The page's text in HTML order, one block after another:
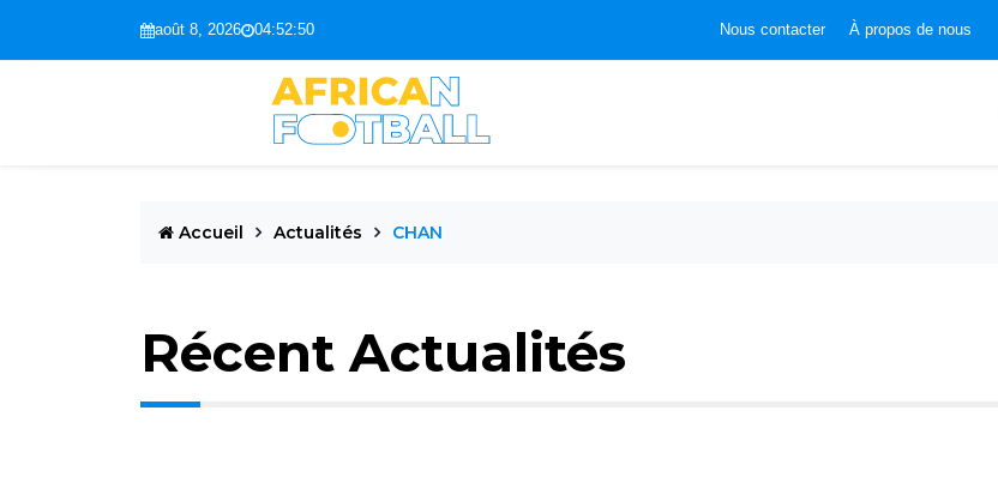
août 8, 2026 04:52:51 Nous contacter À propos de nous
Accueil Actualités CHAN
Récent Actualités